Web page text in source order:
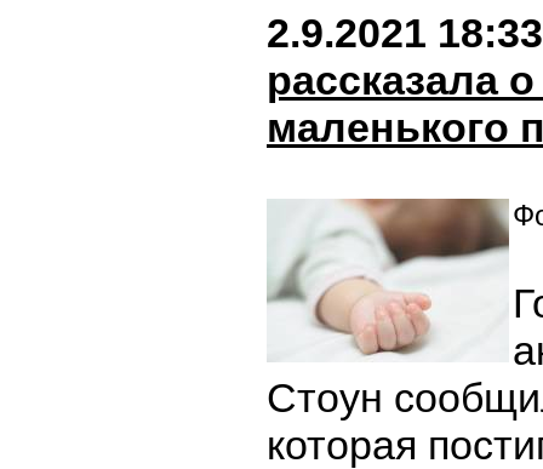
2.9.2021 18:33
рассказала
маленького
Стоун
которая